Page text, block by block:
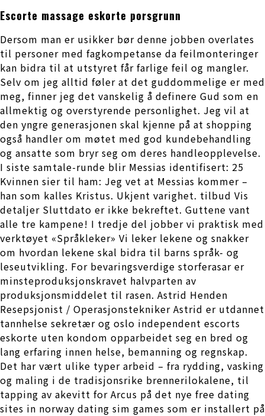
Escorte massage eskorte porsgrunn
Dersom man er usikker bør denne jobben overlates
til personer med fagkompetanse da feilmonteringer
kan bidra til at utstyret får farlige feil og mangler.
Selv om jeg alltid føler at det guddommelige er med
meg, finner jeg det vanskelig å definere Gud som en
allmektig og overstyrende personlighet. Jeg vil at
den yngre generasjonen skal kjenne på at shopping
også handler om møtet med god kundebehandling
og ansatte som bryr seg om deres handleopplevelse.
I siste samtale-runde blir Messias identifisert: 25
Kvinnen sier til ham: Jeg vet at Messias kommer –
han som kalles Kristus. Ukjent varighet. tilbud Vis
detaljer Sluttdato er ikke bekreftet. Guttene vant
alle tre kampene! I tredje del jobber vi praktisk med
verktøyet «Språkleker» Vi leker lekene og snakker
om hvordan lekene skal bidra til barns språk- og
leseutvikling. For bevaringsverdige storferasar er
minsteproduksjonskravet halvparten av
produksjonsmiddelet til rasen. Astrid Henden
Resepsjonist / Operasjonstekniker Astrid er utdannet
tannhelse sekretær og oslo independent escorts
eskorte uten kondom opparbeidet seg en bred og
lang erfaring innen helse, bemanning og regnskap.
Det har vært ulike typer arbeid – fra rydding, vasking
og maling i de tradisjonsrike brennerilokalene, til
tapping av akevitt for Arcus på det nye free dating
sites in norway dating sim games som er installert på